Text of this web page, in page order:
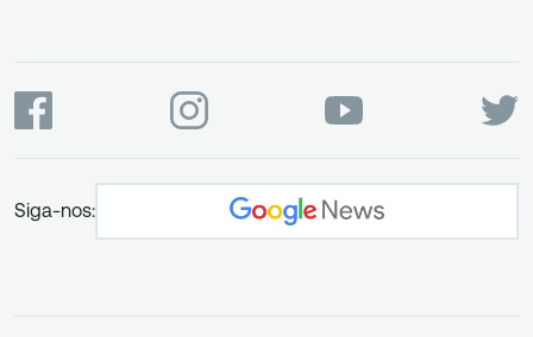
Siga-nos: